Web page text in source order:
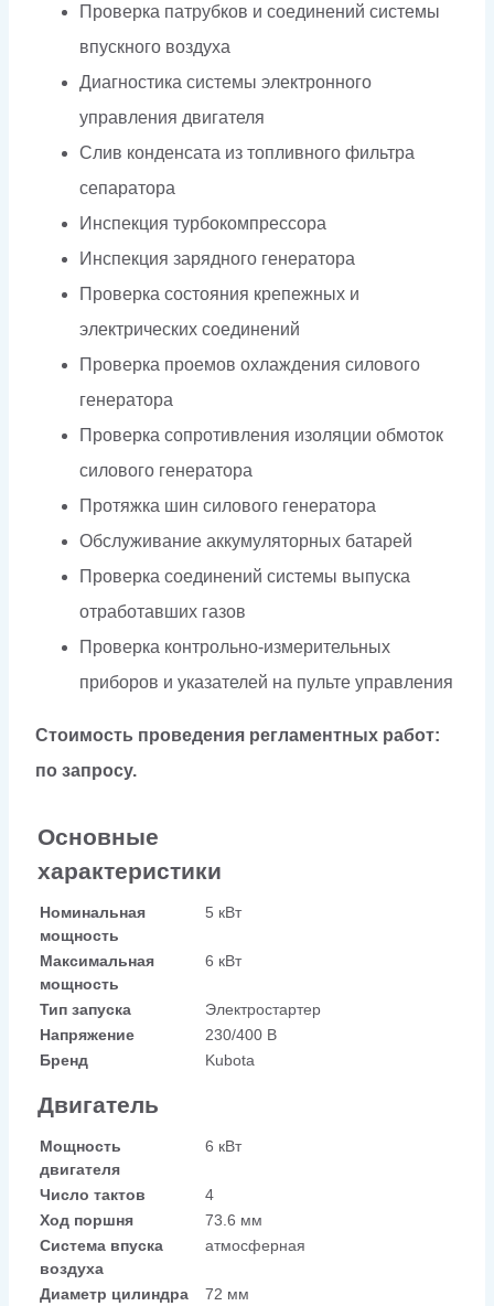
Проверка патрубков и соединений системы
впускного воздуха
Диагностика системы электронного
управления двигателя
Слив конденсата из топливного фильтра
сепаратора
Инспекция турбокомпрессора
Инспекция зарядного генератора
Проверка состояния крепежных и
электрических соединений
Проверка проемов охлаждения силового
генератора
Проверка сопротивления изоляции обмоток
силового генератора
Протяжка шин силового генератора
Обслуживание аккумуляторных батарей
Проверка соединений системы выпуска
отработавших газов
Проверка контрольно-измерительных
приборов и указателей на пульте управления
Стоимость проведения регламентных работ:
по запросу.
Основные
характеристики
Номинальная
мощность
5 кВт
Максимальная
мощность
6 кВт
Тип запуска
Электростартер
Напряжение
230/400 В
Бренд
Kubota
Двигатель
Мощность
двигателя
6 кВт
Число тактов
4
Ход поршня
73.6 мм
Система впуска
воздуха
атмосферная
Диаметр цилиндра
72 мм